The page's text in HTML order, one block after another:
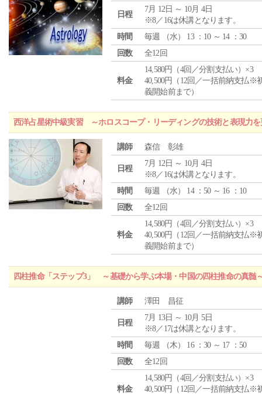
日程
7月 12日 ～ 10月 4日
※8／16は休講となります。
時間
毎週 （水） 13 ：10 ～ 14 ：30
回数
全12回
料金
14,580円（4回／分割支払い）×3
40,500円（12回／一括前納支払※
義開始前まで）
西洋占星術中級実習 ～ホロスコープ・リーディングの技術と表現力
講師 森信 彰雄
日程
7月 12日 ～ 10月 4日
※8／16は休講となります。
時間
毎週 （水） 14 ：50 ～ 16 ：10
回数
全12回
料金
14,580円（4回／分割支払い）×3
40,500円（12回／一括前納支払※
義開始前まで）
四柱推命「ステップ3」 ～基礎から学ぶ本場・中国の四柱推命の真髄
講師 澤田 昌征
日程
7月 13日 ～ 10月 5日
※8／17は休講となります。
時間
毎週 （木） 16 ：30 ～ 17 ：50
回数
全12回
料金
14,580円（4回／分割支払い）×3
40,500円（12回／一括前納支払※